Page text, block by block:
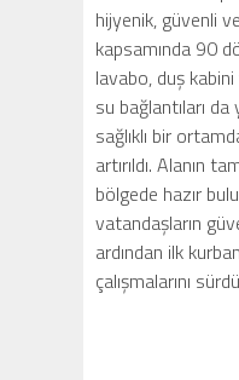
hijyenik, güvenli
kapsamında 90
lavabo, duş kabini
su bağlantıları
sağlıklı bir
artırıldı. Alanın
bölgede hazır
vatandaşların
ardından ilk
çalışmalarını